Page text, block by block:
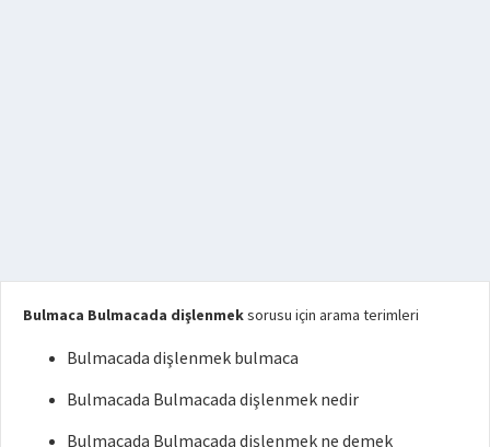
Bulmaca Bulmacada dişlenmeksorusu için arama terimleri
Bulmacada dişlenmek bulmaca
Bulmacada Bulmacada dişlenmek nedir
Bulmacada Bulmacada dişlenmek ne demek